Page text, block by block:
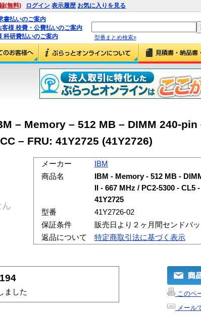
(無料) ログイン 表示履歴 お気に入りを見る
書払いのご案内
様 校費・公費払いのご案内
科研費払いのご案内
型番まとめ検索»
– Memory – 512 MB – DIMM 240-pin
– FRU: 41Y2725 (41Y2726)
メーカー
IBM
商品名
IBM - Memory - 512 MB -
II - 667 MHz / PC2-5300 - CL5
41Y2725
型番
41Y2726-02
保証条件
販売日より２ヶ月間センドバ
返品について
特定商取引法に基づく表示
ました
このペ
メール